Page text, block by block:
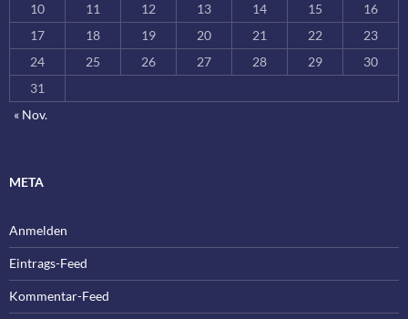
10
11 12 13 14 15
16
17
18 19 20 21 22
23
24
25 26 27 28 29
30
31
« Nov.
META
Anmelden
Eintrags-Feed
Kommentar-Feed